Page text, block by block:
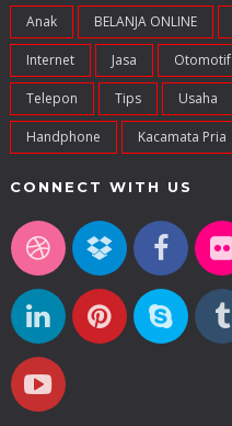
Anak BELANJA ONLINE
Internet Jasa Otomotif
Telepon Tips Usaha
Handphone Kacamata Pria
CONNECT WITH US